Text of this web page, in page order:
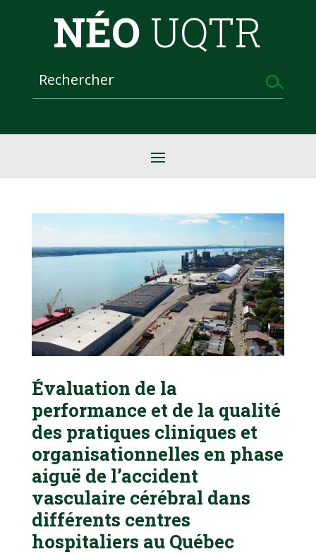
NÉO UQTR
Évaluation de la
performance et de la qualité
des pratiques cliniques et
organisationnelles en phase
aiguë de l’accident
vasculaire cérébral dans
différents centres
hospitaliers au Québec